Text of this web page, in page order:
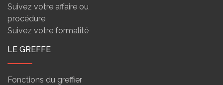
Suivez votre affaire ou
procédure
Suivez votre formalité
LE GREFFE
Fonctions du greffier